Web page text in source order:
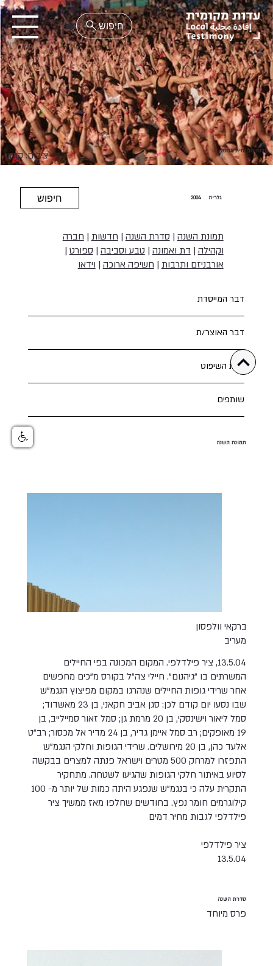
חיפוש EN
עדות מקומית 2004 צילום: קוקו
גלריה 2004 חיפוש
תמונת השנה | סדרת השנה | חדשות | חברה
וקהילה | דת ואמונה | טבע וסביבה | ספורט |
אורבניזם ותרבות | חשיפה ארוכה | וידאו
דבר המייסדת
דבר האוצר/ת
צוות השיפוט
שותפים
תמונת השנה
ברקאי וולפסון
מעריב
13.5.04, ציר פילדלפי. המקום המכונה בפי החיילים
המשרתים בו "גיהנום". חיילי צה"ל בקורס מ"כים מחפשים
אחר שרידי גופות החיילים שנהרגו במקום מפיצוץ הנגמ"ש
שבו נסעו יום קודם לכן: סגן אביב חקאני, בן 23 מאשדוד;
סמל ליאור וישינסקי, בן 20 מרמת גן; סמל זאור סמיילייב, בן
19 מאופקים; רב סמל איימן גדיר, בן 24 מדיר אל מכסור; רב"ט
אלעד כהן, בן 20 מירושלים. שרידי הגופות וחלקי הנגמ"ש
התפזרו למרחק 500 מטרים וישראל פנתה למצרים בבקשה
לסיוע באיתור חלקי הגופות שהגיעו לשטחה. מתחקיר
התקרית עלה כי בנגמ"ש שנפגע היתה כמות של יותר מ- 100
קילוגרמים חומר נפץ. בחודשים שחלפו מאז ממשיך ציר
פילדלפי לגבות מחיר דמים
ציר פילדלפי
13.5.04
סדרת השנה
פרס מיוחד